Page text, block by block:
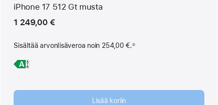
iPhone 17 512 Gt musta
1 249,00 €
Sisältää arvonlisäveroa noin 254,00 €.
Alaviite
②
Lisätietoja,
Lisää koriin